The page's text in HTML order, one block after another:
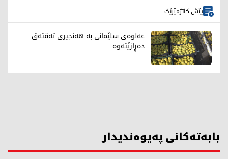
پێش کاتژمێرێک
عەلوەی سلێمانی بە هەنجیری تەقتەق
دەڕازێتەوە
بابەتەکانی پەیوەندیدار